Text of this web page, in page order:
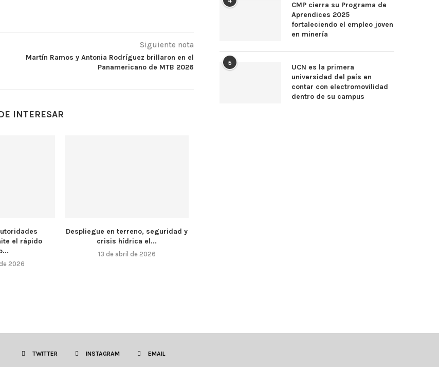
Siguiente nota
Martín Ramos y Antonia Rodríguez brillaron en el
Panamericano de MTB 2026
INTERESAR
el rápido
2026
Despliegue en terreno, seguridad y
crisis hídrica el...
13 de abril de 2026
CMP cierra su Programa de
Aprendices 2025
fortaleciendo el empleo joven
en minería
5
UCN es la primera
universidad del país en
contar con electromovilidad
dentro de su campus
TWITTER INSTAGRAM EMAIL